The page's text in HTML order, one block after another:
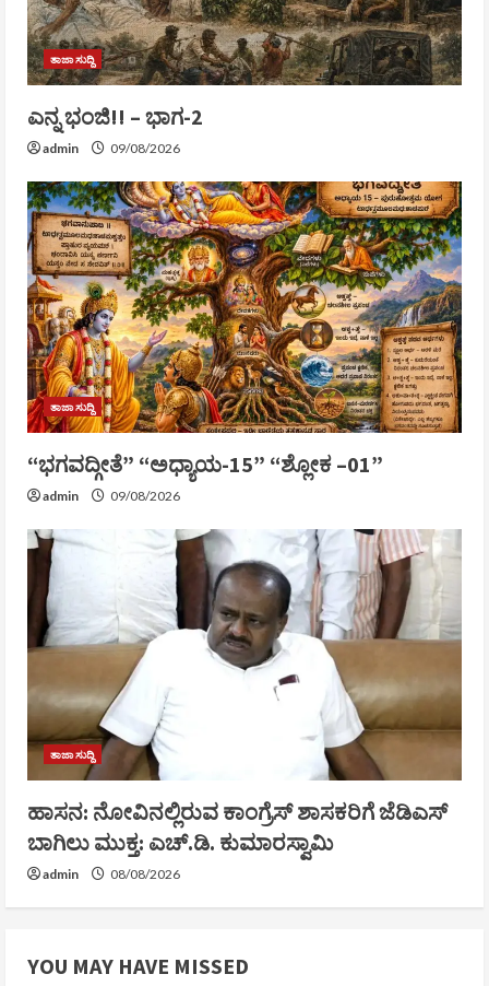
ತಾಜಾ ಸುದ್ದಿ
ಎನ್ನ ಭಂಜಿ!! – ಭಾಗ-2
admin 09/08/2026
ತಾಜಾ ಸುದ್ದಿ
“ಭಗವದ್ಗೀತೆ” “ಅಧ್ಯಾಯ-15” “ಶ್ಲೋಕ –01”
admin 09/08/2026
ತಾಜಾ ಸುದ್ದಿ
ಹಾಸನ: ನೋವಿನಲ್ಲಿರುವ ಕಾಂಗ್ರೆಸ್‌ ಶಾಸಕರಿಗೆ ಜೆಡಿಎಸ್‌
ಬಾಗಿಲು ಮುಕ್ತ: ಎಚ್.ಡಿ. ಕುಮಾರಸ್ವಾಮಿ
admin 08/08/2026
YOU MAY HAVE MISSED